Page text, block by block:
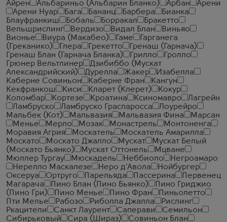
Айрен
Альбариньо (Альбарин Бланко) Арбан
Арени
Арени Нуар
Бага Бананц Барбера
Бианка
Блауфранкиш
Бобаль Борракал
Бракетто
Вельшрислинг
Вердизо Видал Блан
Виньяо
Вионье
Виура (Макабео) Гаме
Гарганега
(Греканико)
Глера Грекетто
Гренаш (Гарнача)
Гренаш Блан (Гарнача Бланка)
Грилло
Гролло
Грюнер Вельтлинер
Дзибиббо (Мускат
Александрийский)
Дурелла Жакер
Изабелла
Каберне Совиньон
Каберне Фран
Кангун
Кекфранкош
Киси Кларет (Клерет)
Кокур
Коломбар
Кортезе Кроатина Ксиномавро
Лагрейн
Ламбруско
Ламбруско Граспаросса
Лоурейро
Мальбек (Кот)
Мальвазия Мальвазия Фина
Марсан
Менье
Мерло Мозак Монастрель
Монтоненга
Моравия Агрия
Москатель
Москатель Амарилла
Москато
Москато Джалло Мускат
Мускат Белый
(Москато Бьянко)
Мускат Оттонель
Мцване
Мюллер Тургау
Мюскадель Неббиоло
Негроамаро
Нерелло Маскалезе
Неро д'Авола
Нойбургер
Оксеруа
Ортруго Парельяда Пассерина
Первенец
Магарача
Пино Блан (Пино Бьянко)
Пино Гриджио
(Пино Гри)
Пино Менье Пино Фран
Пиньолетто
Пти Мелье
Рабозо Риболла Джалла
Рислинг
Ркацители
Санкт Лаурент Саперави
Семильон
Сибирьковый
Сира (Шираз)
Совиньон Блан